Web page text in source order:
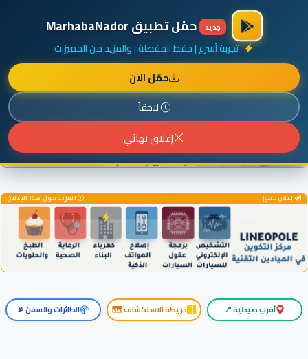
أضف نشاطك مجاناً
جديد حمّل تطبيق MarhabaNador
تجربة أسرع | حفظ المفضلة | والمزيد من المميزات
حمّل الآن
لاحقاً
إغلاق نهائي
إعلان ممول المزيد حول هذا الإعلان
إعلان ممول المزيد حول هذا الإعلان
أقرب صيدلية 📍 خريطة الاستكشاف 🗺️ الطائرات والسفن 📡